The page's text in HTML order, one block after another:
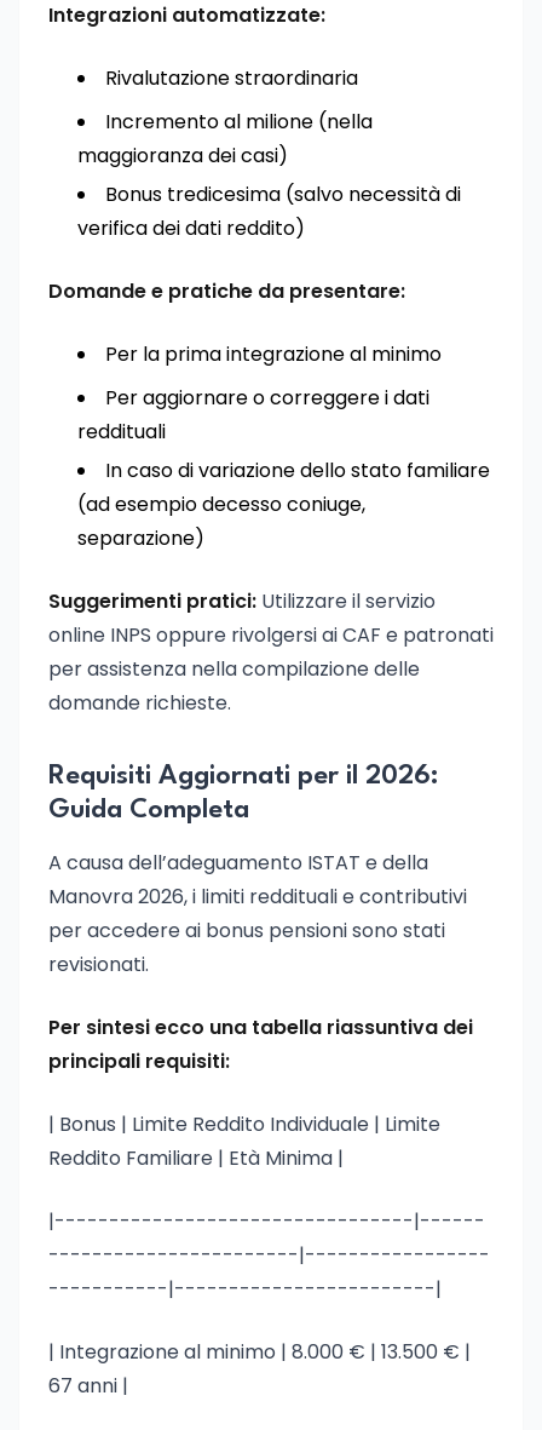
Integrazioni automatizzate:
Rivalutazione straordinaria
Incremento al milione (nella
maggioranza dei casi)
Bonus tredicesima (salvo necessità di
verifica dei dati reddito)
Domande e pratiche da presentare:
Per la prima integrazione al minimo
Per aggiornare o correggere i dati
reddituali
In caso di variazione dello stato familiare
(ad esempio decesso coniuge,
separazione)
Suggerimenti pratici: Utilizzare il servizio
online INPS oppure rivolgersi ai CAF e patronati
per assistenza nella compilazione delle
domande richieste.
Requisiti Aggiornati per il 2026:
Guida Completa
A causa dell’adeguamento ISTAT e della
Manovra 2026, i limiti reddituali e contributivi
per accedere ai bonus pensioni sono stati
revisionati.
Per sintesi ecco una tabella riassuntiva dei
principali requisiti:
| Bonus | Limite Reddito Individuale | Limite
Reddito Familiare | Età Minima |
|---------------------------------|------
-----------------------|-----------------
-----------|------------------------|
| Integrazione al minimo | 8.000 € | 13.500 € |
67 anni |